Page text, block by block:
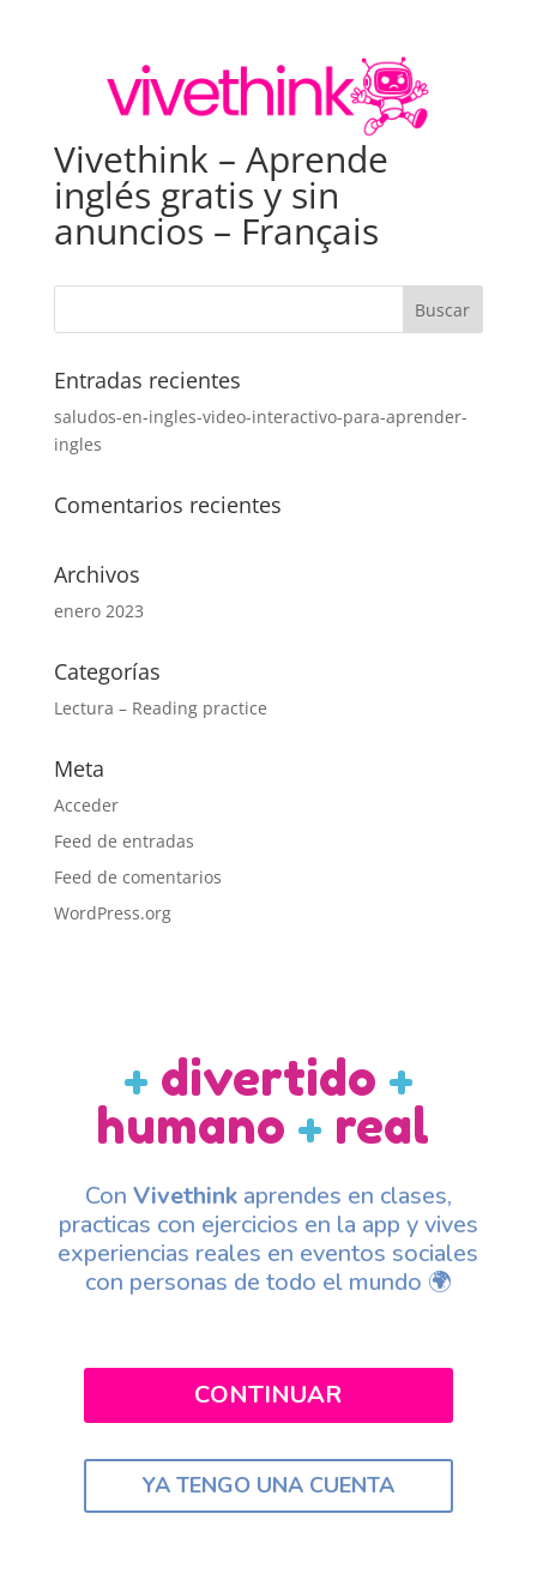
Vivethink – Aprende
inglés gratis y sin
anuncios – Français
Entradas recientes
saludos-en-ingles-video-interactivo-para-aprender-
ingles
Comentarios recientes
Archivos
enero 2023
Categorías
Lectura – Reading practice
Meta
Acceder
Feed de entradas
Feed de comentarios
WordPress.org
+ divertido +
humano + real
Con Vivethink aprendes en clases,
practicas con ejercicios en la app y vives
experiencias reales en eventos sociales
con personas de todo el mundo 🌍
CONTINUAR
YA TENGO UNA CUENTA